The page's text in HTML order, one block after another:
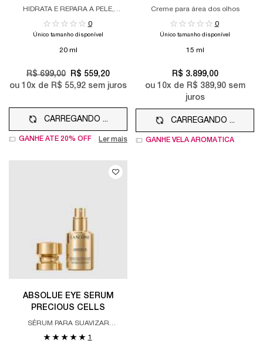
ULTIMATE YEUX
HIDRATA E REPARA A PELE,
JOVEM E RADIANTE
0
Único tamanho disponível
20 ml
Old price
R$ 699,00 New price
R$ 559,20
ou 10x de R$ 55,92 sem juros
CARREGANDO ...
GANHE ATÉ 20% OFF Ler mais
CREAM
Creme para área dos olhos
0
Único tamanho disponível
15 ml
R$ 3.899,00
ou 10x de R$ 389,90sem
juros
CARREGANDO ...
GANHE VELA AROMÁTICA
ABSOLUE EYE SERUM
PRECIOUS CELLS
SÉRUM PARA SUAVIZAR
1